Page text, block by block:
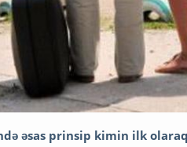
əsas prinsip kimin ilk